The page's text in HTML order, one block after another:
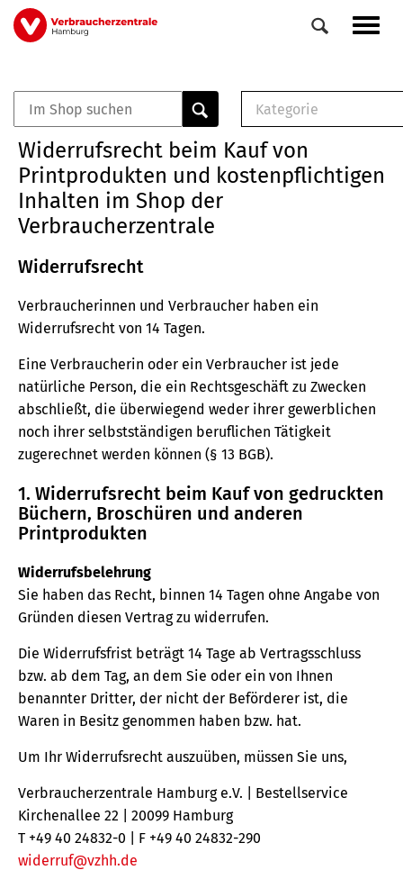
Direkt
zum
Veranstaltungen
0
Elemente
Kategorie
Musterbrief (RTF)
E-Broschüre
Widerrufsrecht beim Kauf von
Printprodukten und kostenpflichtigen
Inhalten im Shop der
Verbraucherzentrale
Widerrufsrecht
Verbraucherinnen und Verbraucher haben ein
Widerrufsrecht von 14 Tagen.
Eine Verbraucherin oder ein Verbraucher ist jede
natürliche Person, die ein Rechtsgeschäft zu Zwecken
abschließt, die überwiegend weder ihrer gewerblichen
noch ihrer selbstständigen beruflichen Tätigkeit
zugerechnet werden können (§ 13 BGB).
1. Widerrufsrecht beim Kauf von gedruckten
Büchern, Broschüren und anderen
Printprodukten
Widerrufsbelehrung
Sie haben das Recht, binnen 14 Tagen ohne Angabe von
Gründen diesen Vertrag zu widerrufen.
Die Widerrufsfrist beträgt 14 Tage ab Vertragsschluss
bzw. ab dem Tag, an dem Sie oder ein von Ihnen
benannter Dritter, der nicht der Beförderer ist, die
Waren in Besitz genommen haben bzw. hat.
Um Ihr Widerrufsrecht auszuüben, müssen Sie uns,
Verbraucherzentrale Hamburg e.V. | Bestellservice
Kirchenallee 22 | 20099 Hamburg
T +49 40 24832-0 | F +49 40 24832-290
widerruf@vzhh.de